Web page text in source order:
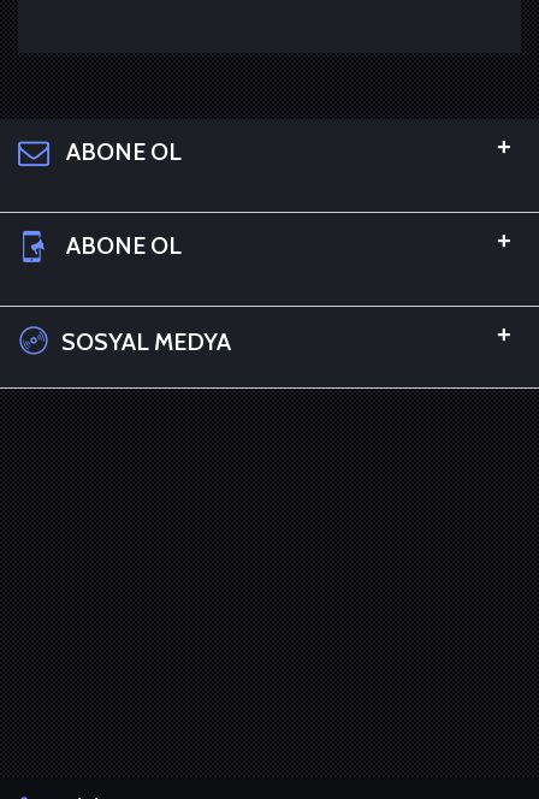
ABONE OL +
ABONE OL +
SOSYAL MEDYA +